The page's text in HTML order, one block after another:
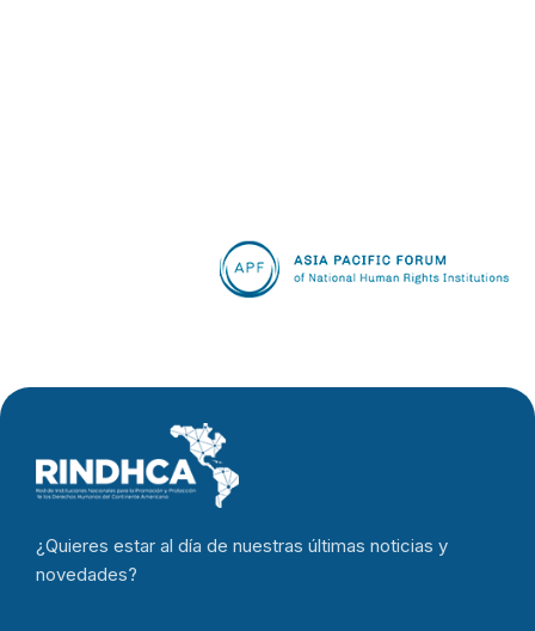
¿Quieres estar al día de nuestras últimas noticias y
novedades?